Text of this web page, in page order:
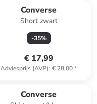
Converse
Short zwart
-35%
€ 17,99
Adviesprijs (AVP): € 28,00*
Converse